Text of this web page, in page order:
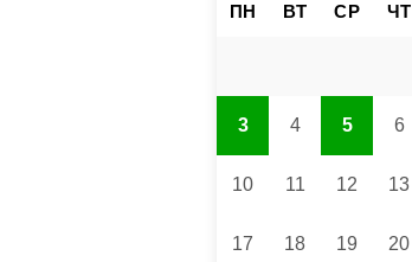
ПН ВТ СР ЧТ
3 4 5 6
10 11 12 13
17 18 19 20